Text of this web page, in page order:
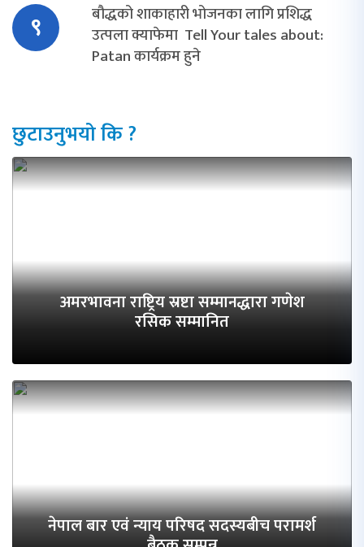
९
बौद्धको शाकाहारी भोजनका लागि प्रशिद्ध
उत्पला क्याफेमा Tell Your tales about:
Patan कार्यक्रम हुने
छुटाउनुभयो कि ?
अमरभावना राष्ट्रिय स्रष्टा सम्मानद्धारा गणेश
रसिक सम्मानित
नेपाल बार एवं न्याय परिषद सदस्यबीच परामर्श